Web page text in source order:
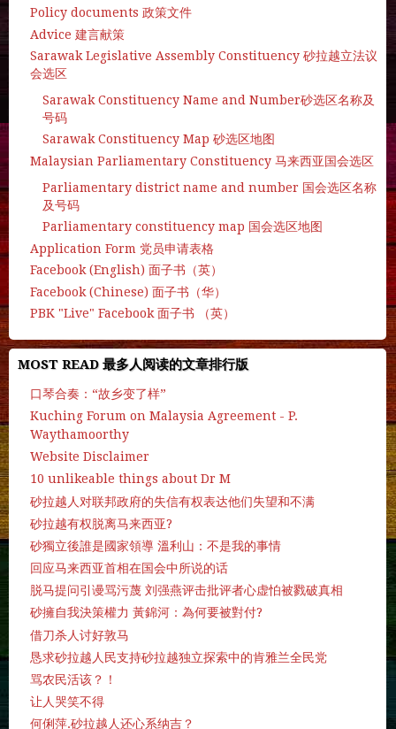
Policy documents 政策文件
Advice 建言献策
Sarawak Legislative Assembly Constituency 砂拉越立法议
会选区
Sarawak Constituency Name and Number砂选区名称及
号码
Sarawak Constituency Map 砂选区地图
Malaysian Parliamentary Constituency 马来西亚国会选区
Parliamentary district name and number 国会选区名称
及号码
Parliamentary constituency map 国会选区地图
Application Form 党员申请表格
Facebook (English) 面子书（英）
Facebook (Chinese) 面子书（华）
PBK "Live" Facebook 面子书 （英）
MOST READ 最多人阅读的文章排行版
口琴合奏：“故乡变了样”
Kuching Forum on Malaysia Agreement - P.
Waythamoorthy
Website Disclaimer
10 unlikeable things about Dr M
砂拉越人对联邦政府的失信有权表达他们失望和不满
砂拉越有权脱离马来西亚?
砂獨立後誰是國家領導 溫利山：不是我的事情
回应马来西亚首相在国会中所说的话
脱马提问引谩骂污蔑 刘强燕评击批评者心虚怕被戮破真相
砂擁自我決策權力 黃錦河：為何要被對付?
借刀杀人讨好敦马
恳求砂拉越人民支持砂拉越独立探索中的肯雅兰全民党
骂农民活该？！
让人哭笑不得
何俐萍.砂拉越人还心系纳吉？